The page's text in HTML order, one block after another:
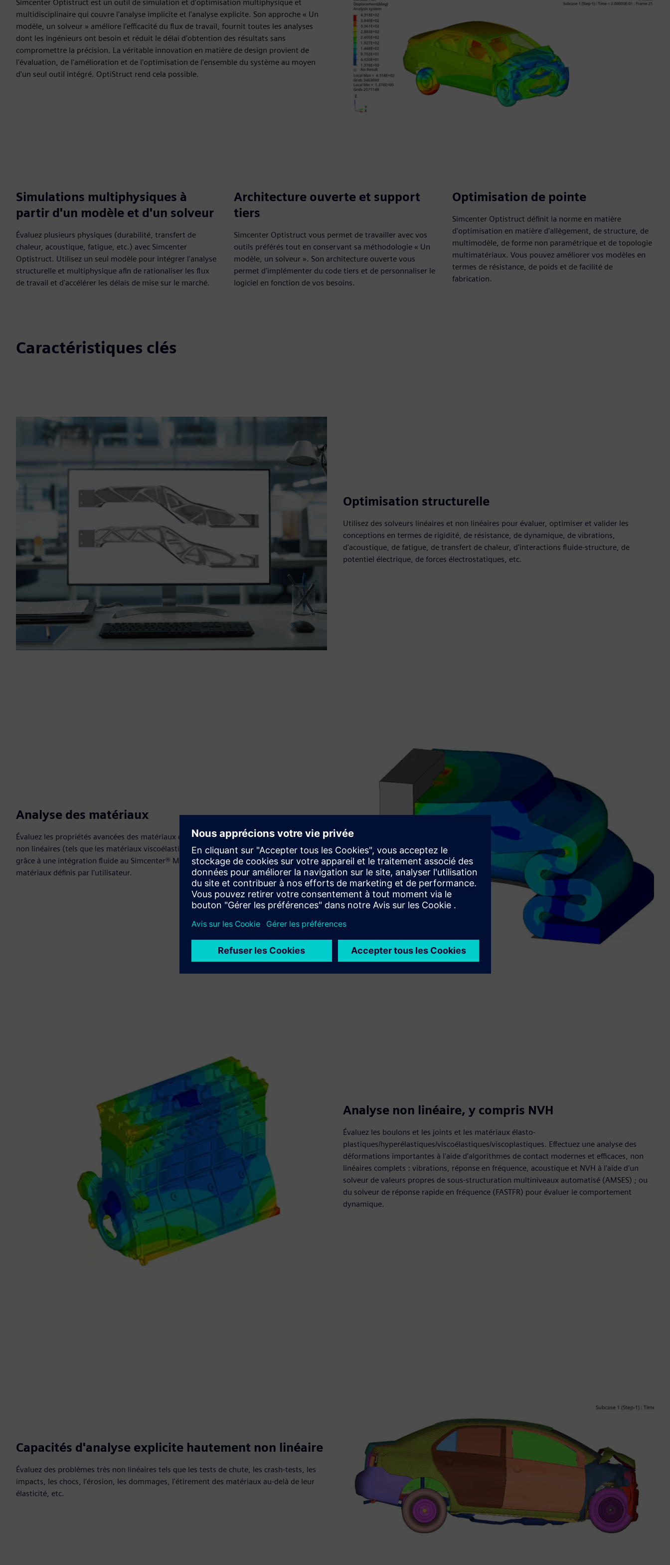
Simcenter Optistruct est un outil de simulation et d'optimisation multiphysique et
multidisciplinaire qui couvre l'analyse implicite et l'analyse explicite. Son approche « Un
modèle, un solveur » améliore l'efficacité du flux de travail, fournit toutes les analyses
dont les ingénieurs ont besoin et réduit le délai d'obtention des résultats sans
compromettre la précision. La véritable innovation en matière de design provient de
l'évaluation, de l'amélioration et de l'optimisation de l'ensemble du système au moyen
d'un seul outil intégré. OptiStruct rend cela possible.
Simulations multiphysiques à
partir d'un modèle et d'un solveur
Évaluez plusieurs physiques (durabilité, transfert de
chaleur, acoustique, fatigue, etc.) avec Simcenter
Optistruct. Utilisez un seul modèle pour intégrer l'analyse
structurelle et multiphysique afin de rationaliser les flux
de travail et d'accélérer les délais de mise sur le marché.
Architecture ouverte et support
tiers
Simcenter Optistruct vous permet de travailler avec vos
outils préférés tout en conservant sa méthodologie « Un
modèle, un solveur ». Son architecture ouverte vous
permet d'implémenter du code tiers et de personnaliser le
logiciel en fonction de vos besoins.
Optimisation de pointe
Simcenter Optistruct définit la norme en matière
d'optimisation en matière d'allègement, de structure, de
multimodèle, de forme non paramétrique et de topologie
multimatériaux. Vous pouvez améliorer vos modèles en
termes de résistance, de poids et de facilité de
fabrication.
Caractéristiques clés
Optimisation structurelle
Utilisez des solveurs linéaires et non linéaires pour évaluer, optimiser et valider les
conceptions en termes de rigidité, de résistance, de dynamique, de vibrations,
d'acoustique, de fatigue, de transfert de chaleur, d'interactions fluide-structure, de
potentiel électrique, de forces électrostatiques, etc.
Analyse des matériaux
Évaluez les propriétés avancées des matériaux composites, des treillis et des matériaux
non linéaires (tels que les matériaux viscoélastiques, élastoplastiques et hyperélastiques)
grâce à une intégration fluide au Simcenter® Material Data Center™, ou étudiez des
matériaux définis par l'utilisateur.
Analyse non linéaire, y compris NVH
Évaluez les boulons et les joints et les matériaux élasto-
plastiques/hyperélastiques/viscoélastiques/viscoplastiques. Effectuez une analyse des
déformations importantes à l'aide d'algorithmes de contact modernes et efficaces, non
linéaires complets : vibrations, réponse en fréquence, acoustique et NVH à l'aide d'un
solveur de valeurs propres de sous-structuration multiniveaux automatisé (AMSES) ; ou
du solveur de réponse rapide en fréquence (FASTFR) pour évaluer le comportement
dynamique.
Capacités d'analyse explicite hautement non linéaire
Évaluez des problèmes très non linéaires tels que les tests de chute, les crash-tests, les
impacts, les chocs, l'érosion, les dommages, l'étirement des matériaux au-delà de leur
élasticité, etc.